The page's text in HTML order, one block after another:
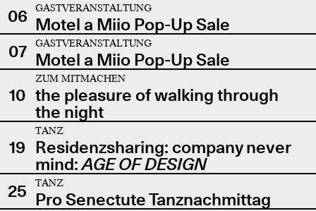
06
GASTVERANSTALTUNG
Motel a Miio Pop-Up Sale
07
GASTVERANSTALTUNG
Motel a Miio Pop-Up Sale
10
ZUM MITMACHEN
the pleasure of walking through
the night
19
TANZ
Residenzsharing: company never
mind:AGE OF DESIGN
25
TANZ
Pro Senectute Tanznachmittag